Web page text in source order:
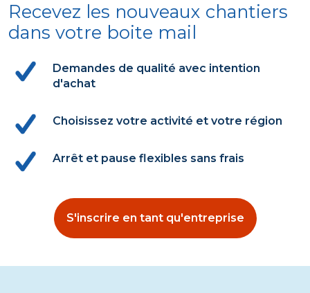
Recevez les nouveaux chantiers
dans votre boite mail
Demandes de qualité avec intention
d'achat
Choisissez votre activité et votre région
Arrêt et pause flexibles sans frais
S'inscrire en tant qu'entreprise